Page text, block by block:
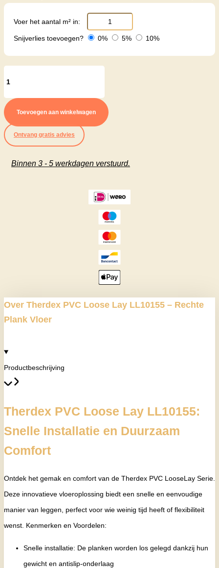
Voer het aantal m² in:
Snijverlies toevoegen? 0% 5% 10%
Loose
Lay
LL10155
Rechte
Toevoegen aan winkelwagen
Ontvang gratis advies
Binnen 3 - 5 werkdagen verstuurd.
Over Therdex PVC Loose Lay LL10155 – Rechte
Plank Vloer
Productbeschrijving
Therdex PVC Loose Lay LL10155:
Snelle Installatie en Duurzaam
Comfort
Ontdek het gemak en comfort van de Therdex PVC LooseLay Serie.
Deze innovatieve vloeroplossing biedt een snelle en eenvoudige
manier van leggen, perfect voor wie weinig tijd heeft of flexibiliteit
wenst. Kenmerken en Voordelen:
Snelle installatie: De planken worden los gelegd dankzij hun
gewicht en antislip-onderlaag